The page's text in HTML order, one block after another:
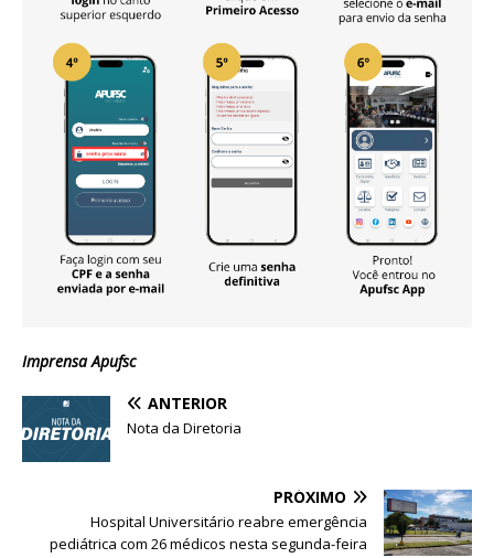
Imprensa Apufsc
ANTERIOR
Nota da Diretoria
PRÓXIMO
Hospital Universitário reabre emergência
pediátrica com 26 médicos nesta segunda-feira